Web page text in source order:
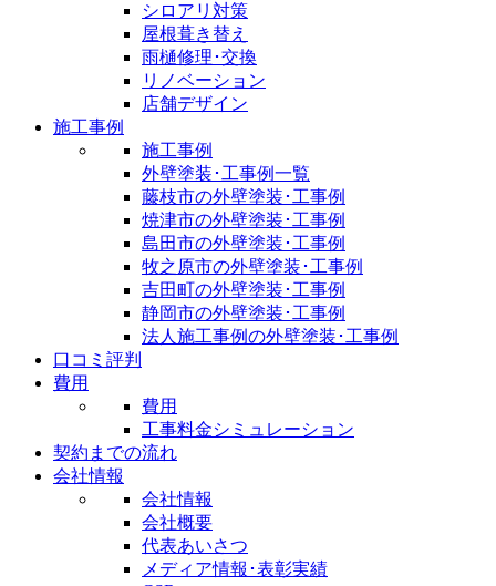
シロアリ対策
屋根葺き替え
雨樋修理･交換
リノベーション
店舗デザイン
施工事例
施工事例
外壁塗装･工事例一覧
藤枝市の外壁塗装･工事例
焼津市の外壁塗装･工事例
島田市の外壁塗装･工事例
牧之原市の外壁塗装･工事例
吉田町の外壁塗装･工事例
静岡市の外壁塗装･工事例
法人施工事例の外壁塗装･工事例
口コミ評判
費用
費用
工事料金シミュレーション
契約までの流れ
会社情報
会社情報
会社概要
代表あいさつ
メディア情報･表彰実績